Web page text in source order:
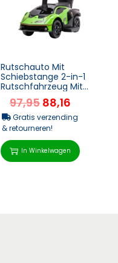
Rutschauto Mit
Schiebstange 2-in-1
Rutschfahrzeug Mit
Lenkrad Mit Hupe
Fußstütze
Sitzstauraum Grü...
97,95 88,16
Gratis verzending
& retourneren!
In Winkelwagen